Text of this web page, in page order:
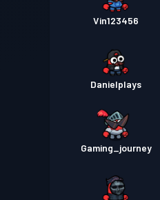
Vin123456
Danielplays
Gaming_journey